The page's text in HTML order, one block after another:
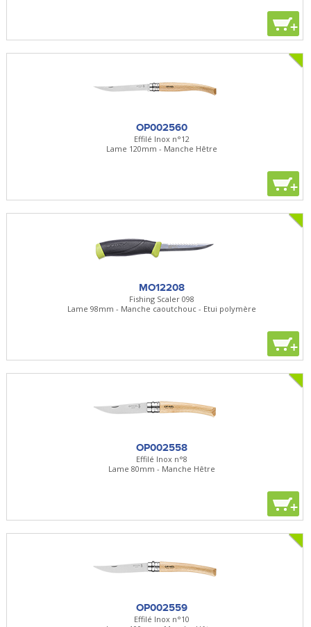
+
OP002560
Effilé Inox n°12
Lame 120mm - Manche Hêtre
+
MO12208
Fishing Scaler 098
Lame 98mm - Manche caoutchouc - Etui polymère
+
OP002558
Effilé Inox n°8
Lame 80mm - Manche Hêtre
+
OP002559
Effilé Inox n°10